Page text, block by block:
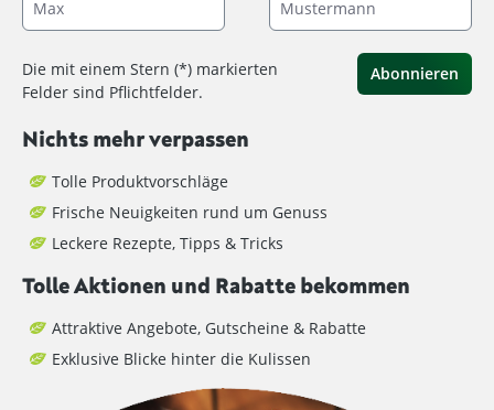
Die mit einem Stern (*) markierten
Felder sind Pflichtfelder.
Abonnieren
Nichts mehr verpassen
Tolle Produktvorschläge
Frische Neuigkeiten rund um Genuss
Leckere Rezepte, Tipps & Tricks
Tolle Aktionen und Rabatte bekommen
Attraktive Angebote, Gutscheine & Rabatte
Exklusive Blicke hinter die Kulissen